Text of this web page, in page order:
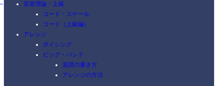
音楽理論・上級
コード・スケール
コード（上級編）
アレンジ
ボイシング
ビッグ・バンド
楽譜の書き方
アレンジの方法